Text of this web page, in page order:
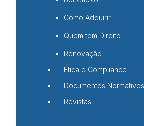
Como Adquirir
Quem tem Direito
Renovação
Ética e Compliance
Documentos Normativos
Revistas